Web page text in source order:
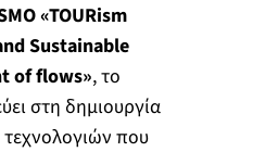
«TOURism
Sustainable
of flows», το
στη δημιουργία
που